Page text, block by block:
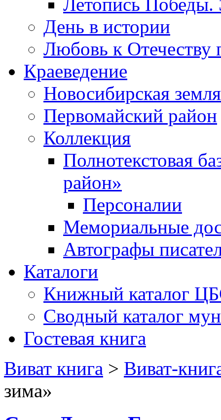
День в истории
Любовь к Отечеству
Краеведение
Новосибирская земля
Первомайский район
Коллекция
Полнотекстовая
район»
Персоналии
Мемориальные
Автографы
Каталоги
Книжный каталог
Сводный каталог
Гостевая книга
Виват книга > Виват-
зима»